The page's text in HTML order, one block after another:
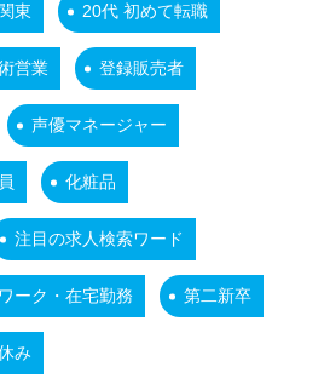
関東 20代 初めて転職
営業 登録販売者
声優マネージャー
化粧品
注目の求人検索ワード
ーク・在宅勤務 第二新卒
み